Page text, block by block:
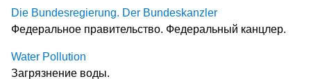
Die Bundesregierung. Der Bundeskanzler
Федеральное правительство. Федеральный канцлер.
Water Pollution
Загрязнение воды.